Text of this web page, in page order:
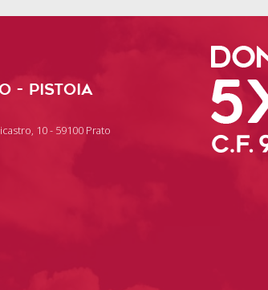
- PISTOIA
10 - 59100 Prato